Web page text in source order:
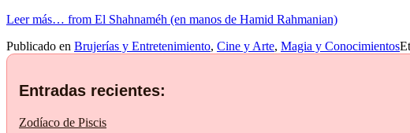
Leer más… from El Shahnaméh (en manos de Hamid Rahmanian)
Publicado en Brujerías y Entretenimiento, Cine y Arte, Magia y Conocimientos
Entradas recientes:
Zodíaco de Piscis